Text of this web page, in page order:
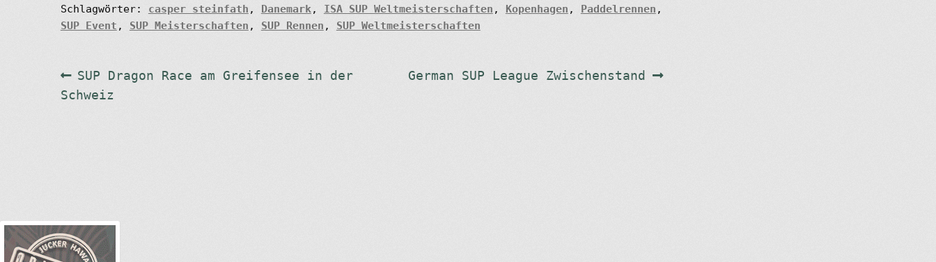
Schlagwörter: casper steinfath , Danemark, ISA SUP Weltmeisterschaften , Kopenhagen , Paddelrennen ,
SUP Event , SUP Meisterschaften , SUP Rennen , SUP Weltmeisterschaften
Beitragsnavigation
Vorheriger
Beitrag:
SUP Dragon Race am Greifensee in der
Schweiz
Nächster
German SUP League Zwischenstand